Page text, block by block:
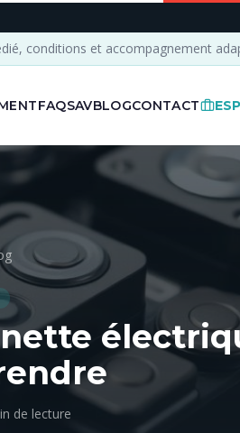
conditions et accompagnement
FAQSAVBLOGCONTACT
de lecture